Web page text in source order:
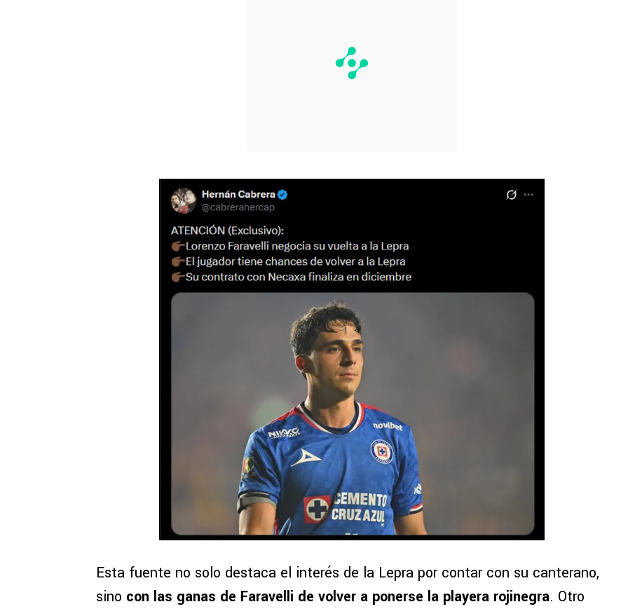
Esta fuente no solo destaca el interés de la Lepra por contar con su canterano,
sino con las ganas de Faravelli de volver a ponerse la playera rojinegra. Otro